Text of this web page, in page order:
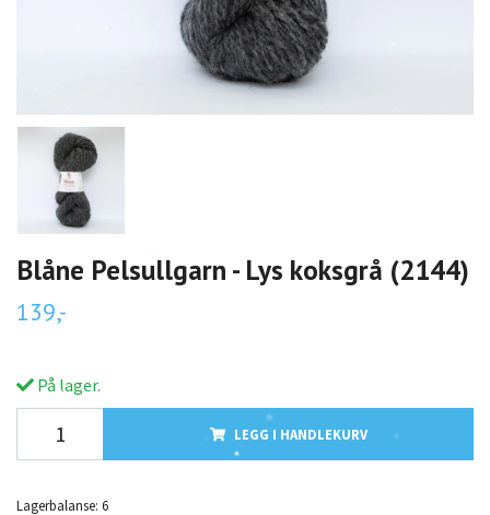
Blåne Pelsullgarn - Lys koksgrå (2144)
139,-
På lager.
LEGG I HANDLEKURV
Lagerbalanse: 6